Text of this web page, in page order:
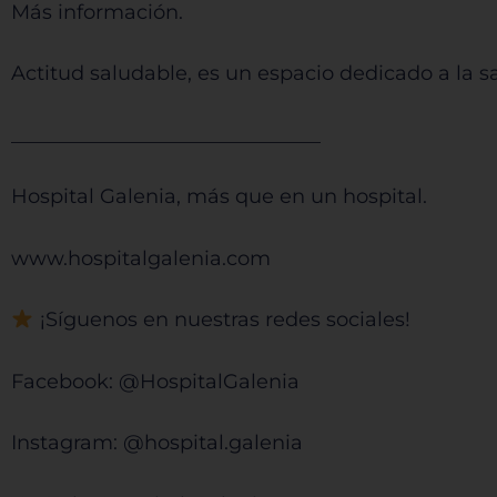
⁠⁠⁠Más información.⁠⁠⁠
Actitud saludable, es un espacio dedicado a la
Hospital Galenia, más que en un hospital.
⁠⁠⁠⁠⁠⁠⁠⁠⁠⁠⁠⁠⁠⁠⁠⁠⁠⁠⁠⁠⁠⁠⁠⁠⁠⁠⁠⁠⁠⁠⁠⁠⁠⁠⁠⁠⁠⁠⁠⁠⁠⁠⁠⁠⁠⁠⁠⁠⁠⁠⁠⁠⁠⁠⁠⁠⁠⁠⁠⁠⁠⁠⁠⁠⁠⁠⁠⁠⁠⁠⁠⁠⁠⁠⁠www.hospitalgalenia.com⁠⁠⁠⁠⁠⁠⁠⁠⁠⁠⁠⁠⁠⁠⁠⁠⁠⁠⁠⁠⁠⁠⁠⁠⁠⁠⁠⁠⁠⁠⁠⁠⁠⁠⁠⁠⁠⁠⁠⁠⁠⁠⁠⁠⁠⁠⁠⁠⁠⁠⁠⁠⁠⁠⁠⁠⁠⁠⁠⁠⁠⁠⁠⁠⁠⁠⁠⁠⁠⁠⁠⁠⁠⁠⁠
¡Síguenos en nuestras redes sociales!
Facebook:⁠⁠⁠⁠⁠⁠⁠⁠⁠⁠⁠⁠⁠⁠⁠⁠⁠⁠⁠⁠⁠⁠⁠⁠⁠⁠⁠⁠⁠⁠⁠⁠⁠⁠⁠⁠⁠⁠⁠⁠⁠⁠⁠⁠⁠⁠⁠⁠⁠⁠⁠⁠⁠⁠⁠⁠⁠⁠⁠⁠⁠⁠⁠⁠⁠⁠⁠⁠⁠⁠⁠⁠⁠⁠⁠ @HospitalGalenia⁠⁠⁠⁠⁠⁠⁠⁠⁠⁠⁠⁠⁠⁠⁠⁠⁠⁠⁠⁠⁠⁠⁠⁠⁠⁠⁠⁠⁠⁠⁠⁠⁠⁠⁠⁠⁠⁠⁠⁠⁠⁠⁠⁠⁠⁠⁠⁠⁠⁠⁠⁠⁠⁠⁠⁠⁠⁠⁠⁠⁠⁠⁠⁠⁠⁠⁠⁠⁠⁠⁠⁠⁠⁠⁠
Instagram:⁠⁠⁠⁠⁠⁠⁠⁠⁠⁠⁠⁠⁠⁠⁠⁠⁠⁠⁠⁠⁠⁠⁠⁠⁠⁠⁠⁠⁠⁠⁠⁠⁠⁠⁠⁠⁠⁠⁠⁠⁠⁠⁠⁠⁠⁠⁠⁠⁠⁠⁠⁠⁠⁠⁠⁠⁠⁠⁠⁠⁠⁠⁠⁠⁠⁠⁠⁠⁠⁠⁠⁠⁠⁠⁠ @hospital.galenia⁠⁠⁠⁠⁠⁠⁠⁠⁠⁠⁠⁠⁠⁠⁠⁠⁠⁠⁠⁠⁠⁠⁠⁠⁠⁠⁠⁠⁠⁠⁠⁠⁠⁠⁠⁠⁠⁠⁠⁠⁠⁠⁠⁠⁠⁠⁠⁠⁠⁠⁠⁠⁠⁠⁠⁠⁠⁠⁠⁠⁠⁠⁠⁠⁠⁠⁠⁠⁠⁠⁠⁠⁠⁠⁠